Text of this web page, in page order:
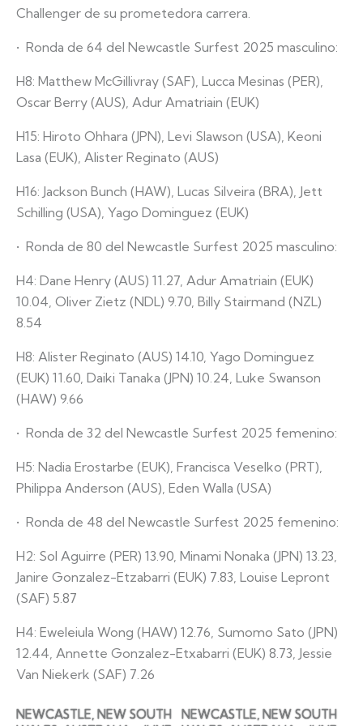
Challenger de su prometedora carrera.
•⁠ ⁠Ronda de 64 del Newcastle Surfest 2025 masculino:
H8: Matthew McGillivray (SAF), Lucca Mesinas (PER),
Oscar Berry (AUS), Adur Amatriain (EUK)
H15: Hiroto Ohhara (JPN), Levi Slawson (USA), Keoni
Lasa (EUK), Alister Reginato (AUS)
H16: Jackson Bunch (HAW), Lucas Silveira (BRA), Jett
Schilling (USA), Yago Dominguez (EUK)
•⁠ ⁠Ronda de 80 del Newcastle Surfest 2025 masculino:
H4: Dane Henry (AUS) 11.27, Adur Amatriain (EUK)
10.04, Oliver Zietz (NDL) 9.70, Billy Stairmand (NZL)
8.54
H8: Alister Reginato (AUS) 14.10, Yago Dominguez
(EUK) 11.60, Daiki Tanaka (JPN) 10.24, Luke Swanson
(HAW) 9.66
•⁠ ⁠Ronda de 32 del Newcastle Surfest 2025 femenino:
H5: Nadia Erostarbe (EUK), Francisca Veselko (PRT),
Philippa Anderson (AUS), Eden Walla (USA)
•⁠ ⁠Ronda de 48 del Newcastle Surfest 2025 femenino:
H2: Sol Aguirre (PER) 13.90, Minami Nonaka (JPN) 13.23,
Janire Gonzalez-Etzabarri (EUK) 7.83, Louise Lepront
(SAF) 5.87
H4: Eweleiula Wong (HAW) 12.76, Sumomo Sato (JPN)
12.44, Annette Gonzalez-Etxabarri (EUK) 8.73, Jessie
Van Niekerk (SAF) 7.26
NEWCASTLE, NEW SOUTH
NEWCASTLE, NEW SOUTH